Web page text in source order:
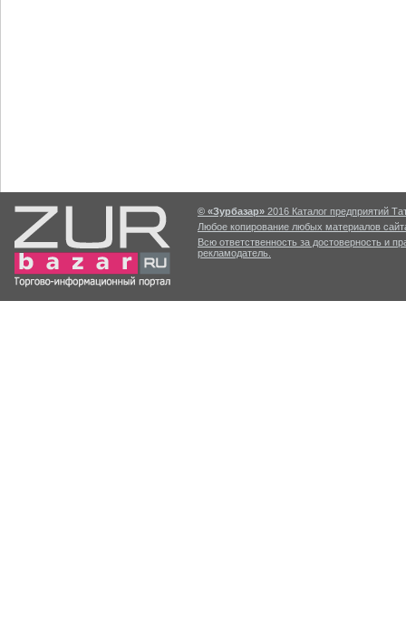
© «Зурбазар» 2016 Каталог предприятий
Любое копирование любых материалов
Всю ответственность за достоверность и
рекламодатель.